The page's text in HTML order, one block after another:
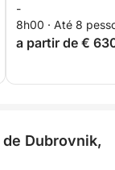
-
8h00 · Até 8
a partir de €
Dubrovnik,